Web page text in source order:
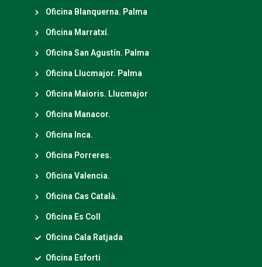
Oficina Blanquerna. Palma
Oficina Marratxí.
Oficina San Agustín. Palma
Oficina Llucmajor. Palma
Oficina Maioris. Llucmajor
Oficina Manacor.
Oficina Inca.
Oficina Porreres.
Oficina Valencia.
Oficina Cas Català.
Oficina Es Coll
Oficina Cala Ratjada
Oficina Esforti